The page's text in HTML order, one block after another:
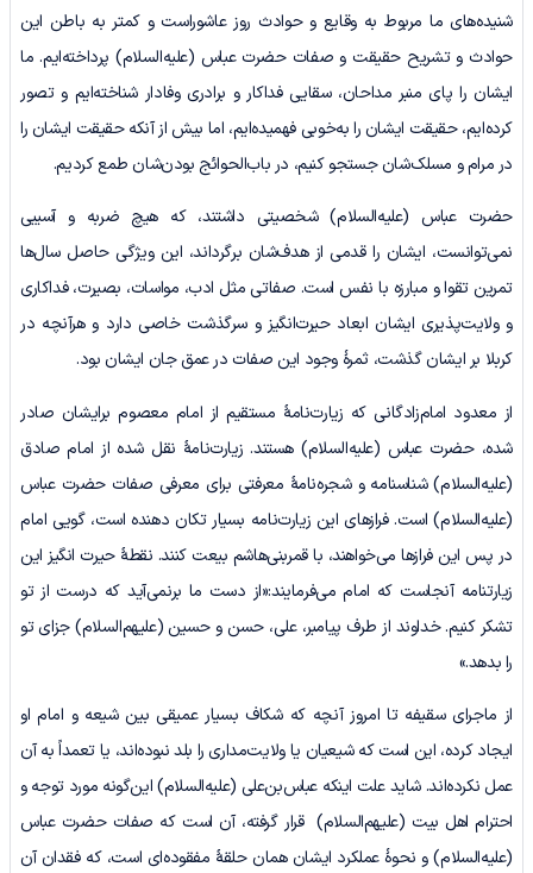
شنیده‌های ما مربوط به وقایع و حوادث روز عاشوراست و کمتر به باطن این
حوادث و تشریح حقیقت و صفات حضرت عباس (علیه‌السلام) پرداخته‌ایم. ما
ایشان را پای منبر مداحان، سقایی فداکار و برادری وفادار شناخته‌ایم و تصور
کرده‌ایم، حقیقت ایشان را به‌خوبی فهمیده‌ایم، اما بیش از آنکه حقیقت ایشان را
در مرام و مسلک‌شان جستجو کنیم، در باب‌الحوائج بودن‌شان طمع کردیم.
حضرت عباس (علیه‌السلام) شخصیتی داشتند، که هیچ ضربه و آسیبی
نمی‌توانست، ایشان را قدمی از هدف‌شان برگرداند، این ویژگی حاصل سال‌ها
تمرین تقوا و مبارزه با نفس است. صفاتی مثل ادب، مواسات، بصیرت، فداکاری
و ولایت‌پذیری ایشان ابعاد حیرت‌انگیز و سرگذشت خاصی دارد و هرآنچه در
کربلا بر ایشان گذشت، ثمرۀ وجود این صفات در عمق جان ایشان بود.
از معدود امام‌زادگانی که زیارت‌نامۀ مستقیم از امام معصوم برایشان صادر
شده، حضرت عباس (علیه‌السلام) هستند. زیارت‌نامۀ نقل شده از امام صادق
(علیه‌السلام) شناسنامه و شجره‌نامۀ معرفتی برای معرفی صفات حضرت عباس
(علیه‌السلام) است. فرازهای این زیارت‌نامه بسیار تکان دهنده است، گویی امام
در پس این فرازها می‌خواهند، با قمربنی‌هاشم بیعت کنند. نقطۀ حیرت انگیز این
زیارتنامه آنجاست که امام می‌فرمایند:«از دست ما برنمی‌آید که درست از تو
تشکر کنیم. خداوند از طرف پیامبر، علی، حسن و حسین (علیهم‌السلام) جزای تو
را بدهد.»
از ماجرای سقیفه تا امروز آنچه که شکاف بسیار عمیقی بین شیعه و امام او
ایجاد کرده، این است که شیعیان یا ولایت‌مداری را بلد نبوده‌اند، یا تعمداً به آن
عمل نکرده‌اند. شاید علت اینکه عباس‌بن‌علی (علیه‌السلام) این‌گونه مورد توجه و
احترام اهل بیت (علیهم‌السلام) قرار گرفته، آن است که صفات حضرت عباس
(علیه‌السلام) و نحوۀ عملکرد ایشان همان حلقۀ مفقوده‌ای است، که فقدان آن